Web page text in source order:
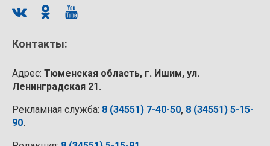
Контакты:
Адрес: Тюменская область, г. Ишим, ул.
Ленинградская 21.
Рекламная служба: 8 (34551) 7-40-50, 8 (34551) 5-15-
90.